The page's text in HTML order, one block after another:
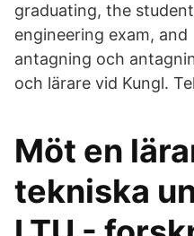
graduating, the
engineering exam,
antagning och
och lärare vid Kungl.
Möt en
tekniska